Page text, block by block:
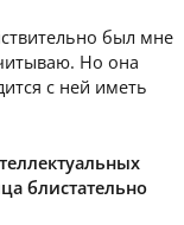
был мне
Но она
с ней иметь
блистательно